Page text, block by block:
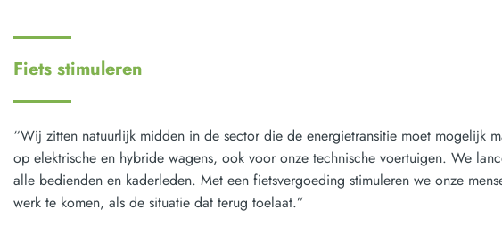
Fiets stimuleren
“Wij zitten natuurlijk midden in de sector die de energietransitie moet mogelijk
op elektrische en hybride wagens, ook voor onze technische voertuigen. We
alle bedienden en kaderleden. Met een fietsvergoeding stimuleren we onze
werk te komen, als de situatie dat terug toelaat.”